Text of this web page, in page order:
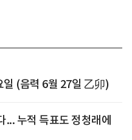
(음력 6월 27일 乙卯)
누적 득표도 정청래에